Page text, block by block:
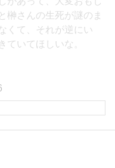
榊さんの生死が謎のま
くて、それが逆にい
ていてほしいな。